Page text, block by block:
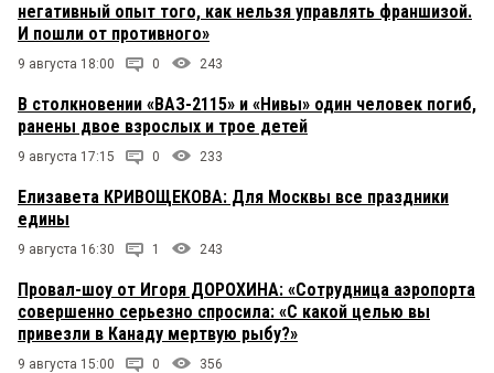
негативный опыт того, как нельзя управлять франшизой.
И пошли от противного»
9 августа 18:00 0 243
В столкновении «ВАЗ-2115» и «Нивы» один человек погиб,
ранены двое взрослых и трое детей
9 августа 17:15 0 233
Елизавета КРИВОЩЕКОВА: Для Москвы все праздники
едины
9 августа 16:30 1 243
Провал-шоу от Игоря ДОРОХИНА: «Сотрудница аэропорта
совершенно серьезно спросила: «С какой целью вы
привезли в Канаду мертвую рыбу?»
9 августа 15:00 0 356